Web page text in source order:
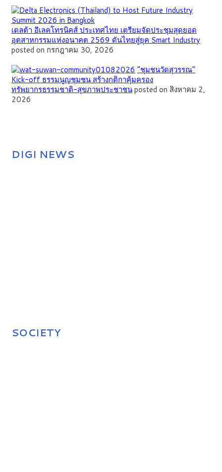
เดลต้า อีเลคโทรนิคส์ ประเทศไทย เตรียมจัดประชุมสุดยอด
อุตสาหกรรมแห่งอนาคต 2569 ดันไทยสู่ยุค Smart Industry
posted on กรกฎาคม 30, 2026
”ชุมชนวัดสุวรรณ”
Kick-off ธรรมนูญชุมชน สร้างกติกาคุ้มครอง
ทรัพยากรธรรมชาติ-สุขภาพประชาชนposted on สิงหาคม 2,
2026
DIGI NEWS
SOCIETY